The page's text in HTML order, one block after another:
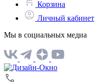
Корзина
Личный кабинет
Мы в социальных медиа